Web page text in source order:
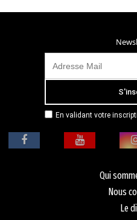
En validant votre
adresse email dans le
mensuellement sa lettre
politique de
Qui
Nous
Le